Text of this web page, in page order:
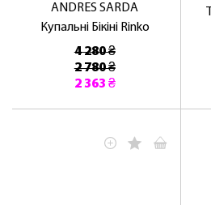
ANDRES SARDA
Купальні Бікіні Rinko
4 280 ₴
2 780 ₴
2 363 ₴